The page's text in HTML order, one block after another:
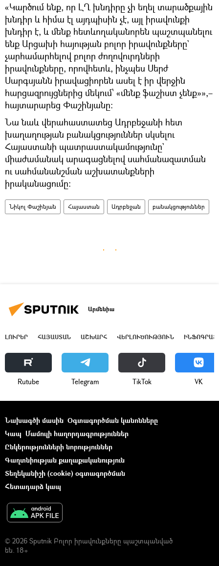
«Կարծում ենք, որ ԼՂ խնդիրը չի եղել տարածքային
խնդիր և հիմա էլ այդպիսին չէ, այլ իրավունքի
խնդիր է, և մենք հետևողականորեն պաշտպանելու
ենք Արցախի հայության բոլոր իրավունքները`
չարհամարհելով բոլոր ժողովուրդների
իրավունքները, որովհետև, ինչպես Սերժ
Սարգսյանն իրավացիորեն ասել է իր վերջին
հարցազրույցներից մեկում՝ «մենք ֆաշիստ չենք»»,–
հայտարարեց Փաշինյանը։
Նա նաև վերահաստատեց Ադրբեջանի հետ
խաղաղության բանակցություններ սկսելու
Հայաստանի պատրաստակամությունը`
միաժամանակ արագացնելով սահմանազատման
ու սահմանանշման աշխատանքների
իրականացումը։
Նիկոլ Փաշինյան Հայաստան Ադրբեջան բանակցություններ
Արմենիա
ԼՈՒՐԵՐ ՀԱՅԱՍՏԱՆ ԱՇԽԱՐՀ ՎԵՐԼՈՒԾՈՒԹՅՈՒՆ
Rutube Telegram ТikТоk VK
Նախագծի մասին Օգտագործման կանոնները
Կապ Մամուլի հաղորդագրություններ
Ընկերությունների նորություններ
Գաղտնիության քաղաքականություն
Տեղեկանիշի (cookie) օգտագործման
Հետադարձ կապ
© 2026 Sputnik Բոլոր իրավունքները պաշտպանված
են. 18+